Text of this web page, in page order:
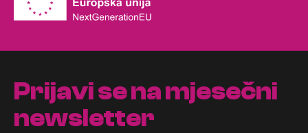
Prijavi se na mjesečni
newsletter